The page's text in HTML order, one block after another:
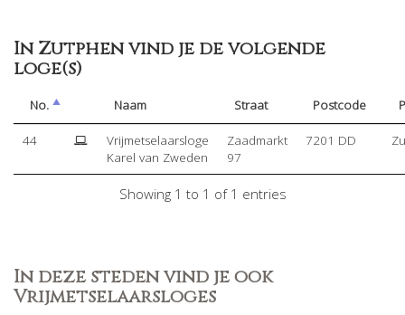
In Zutphen vind je de volgende
loge(s)
No. Naam Straat Postcode
44
Vrijmetselaarsloge
Karel van Zweden
Zaadmarkt
97
7201 DD
Showing 1 to 1 of 1 entries
In deze steden vind je ook
Vrijmetselaarsloges